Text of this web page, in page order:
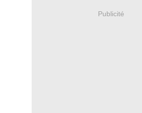
Publicité